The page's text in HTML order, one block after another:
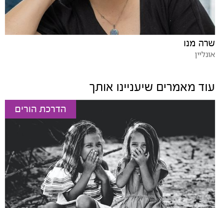
שרה מנו
אונליין
עוד מאמרים שיעניינו אותך
הדרכת הורים